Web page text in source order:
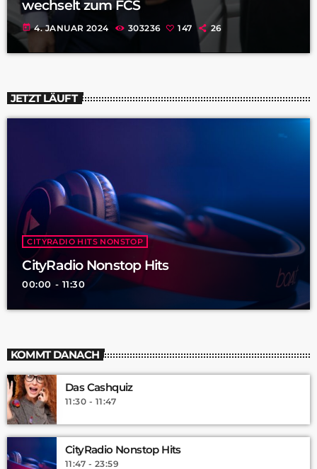
wechselt zum FCS
today 4. JANUAR 2024 303236 147 26
JETZT LÄUFT
CITYRADIO HITS NONSTOP
CityRadio Nonstop Hits
00:00 - 11:30
KOMMT DANACH
Das Cashquiz
11:30 - 11:47
CityRadio Nonstop Hits
11:47 - 23:59